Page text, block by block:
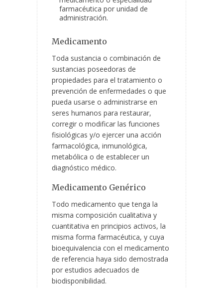
farmacéutica por unidad de
administración.
Medicamento
Toda sustancia o combinación de
sustancias poseedoras de
propiedades para el tratamiento o
prevención de enfermedades o que
pueda usarse o administrarse en
seres humanos para restaurar,
corregir o modificar las funciones
fisiológicas y/o ejercer una acción
farmacológica, inmunológica,
metabólica o de establecer un
diagnóstico médico.
Medicamento Genérico
Todo medicamento que tenga la
misma composición cualitativa y
cuantitativa en principios activos, la
misma forma farmacéutica, y cuya
bioequivalencia con el medicamento
de referencia haya sido demostrada
por estudios adecuados de
biodisponibilidad.